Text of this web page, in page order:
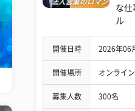
な仕
ル
開催日時 2026年06
開催場所 オンライ
募集人数 300名